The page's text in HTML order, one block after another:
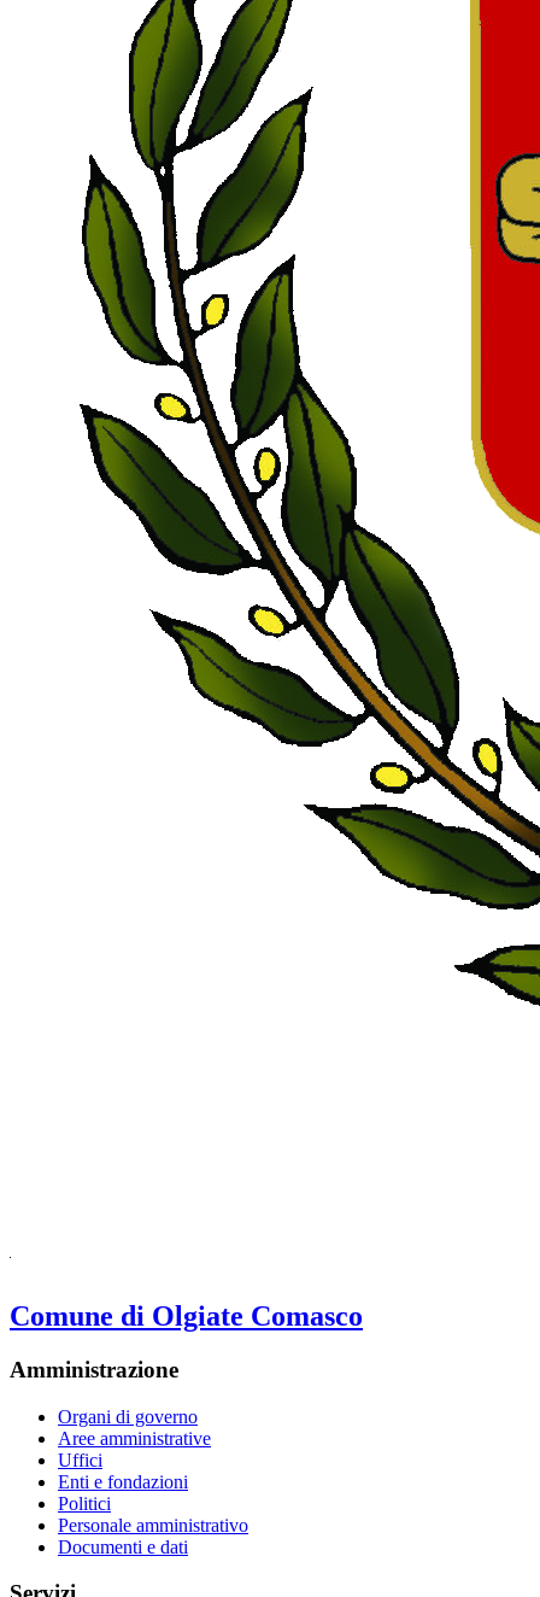
Comune di Olgiate Comasco
Amministrazione
Organi di governo
Aree amministrative
Uffici
Enti e fondazioni
Politici
Personale amministrativo
Documenti e dati